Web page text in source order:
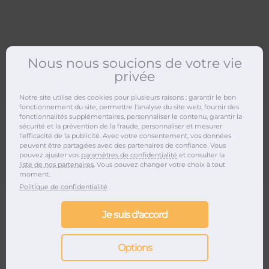
Tomorrowland
Nous nous soucions de votre vie
privée
Notre site utilise des cookies pour plusieurs raisons : garantir le bon
fonctionnement du site, permettre l'analyse du site web, fournir des
fonctionnalités supplémentaires, personnaliser le contenu, garantir la
sécurité et la prévention de la fraude, personnaliser et mesurer
l'efficacité de la publicité. Avec votre consentement, vos données
peuvent être partagées avec des partenaires de confiance. Vous
pouvez ajuster vos paramètres de confidentialité et consulter la
liste de nos partenaires. Vous pouvez changer votre choix à tout
moment.
Politique de confidentialité
Options
Je suis d'accord